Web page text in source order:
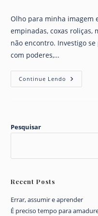
post:
Olho para minha imagem
empinadas, coxas roliças,
não encontro. Investigo
com poderes,…
Continue Lendo Mulher,
Quais
Pesquisar
Recent Posts
Errar, assumir e aprender
É preciso tempo para